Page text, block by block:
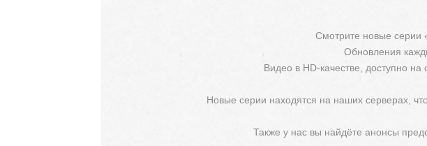
Смотрите новые
Обновления
Видео в HD-качестве, доступно
Новые серии находятся на наших серверах,
Также у нас вы найдёте анонсы